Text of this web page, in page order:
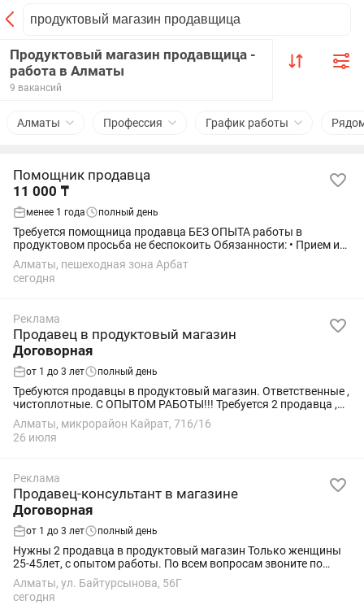
Продуктовый магазин продавщица -
работа в Алматы
9 вакансий
Алматы Профессия График работы
Помощник продавца
11 000 ₸
менее 1 года полный день
Требуется помощница продавца БЕЗ ОПЫТА работы в
продуктовом просьба не беспокоить Обязанности: • Прием и
выкладка товара • Поддержание чистоты и порядка в
магазине • Проведение уборки торгового...
Алматы, пешеходная зона Арбат
сегодня
Реклама
Продавец в продуктовый магазин
Договорная
от 1 до 3 лет полный день
Требуются продавцы в продуктовый магазин. Ответственные ,
чистоплотные. С ОПЫТОМ РАБОТЫ!!! Требуется 2 продавца ,
что б могли работать по сменно , 2/2 или 15/15. Ревизия
сдается раз в месяц. Пишите ...
Алматы, микрорайон Кайрат, 716/16
26 июля
Реклама
Продавец-консультант в магазине
Договорная
от 1 до 3 лет полный день
Нужны 2 продавца в продуктовый магазин Только женщины
25-45лет, с опытом работы. По всем вопросам звоните по
указанному номеру.
Алматы, ул. Байтурсынова, 56Г
сегодня